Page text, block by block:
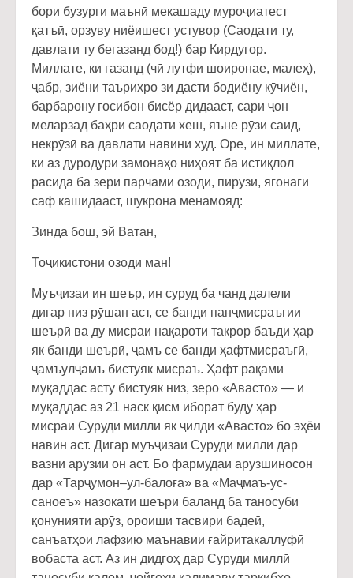
бори бузурги маънӣ мекашаду муроҷиатест
қатъӣ, орзуву ниёишест устувор (Саодати ту,
давлати ту бегазанд бод!) бар Кирдугор.
Миллате, ки газанд (чӣ лутфи шоиронае, малеҳ),
ҷабр, зиёни таърихро зи дасти бодиёну кӯчиён,
барбарону ғосибон бисёр дидааст, сари ҷон
меларзад баҳри саодати хеш, яъне рӯзи саид,
некрӯзӣ ва давлати навини худ. Оре, ин миллате,
ки аз дуродури замонаҳо ниҳоят ба истиқлол
расида ба зери парчами озодӣ, пирӯзӣ, ягонагӣ
саф кашидааст, шукрона менамояд:
Зинда бош, эй Ватан,
Тоҷикистони озоди ман!
Муъҷизаи ин шеър, ин суруд ба чанд далели
дигар низ рӯшан аст, се банди панҷмисраъгии
шеърӣ ва ду мисраи нақароти такрор баъди ҳар
як банди шеърӣ, ҷамъ се банди ҳафтмисраъгӣ,
ҷамъулҷамъ бистуяк мисраъ. Ҳафт рақами
муқаддас асту бистуяк низ, зеро «Авасто» — и
муқаддас аз 21 наск қисм иборат буду ҳар
мисраи Суруди миллӣ як ҷилди «Авасто» бо эҳёи
навин аст. Дигар муъҷизаи Суруди миллӣ дар
вазни арӯзии он аст. Бо фармудаи арӯзшиносон
дар «Тарҷумон–ул-балоға» ва «Маҷмаъ-ус-
саноеъ» назокати шеъри баланд ба таносуби
қонунияти арӯз, ороиши тасвири бадеӣ,
санъатҳои лафзию маънавии ғайритакаллуфӣ
вобаста аст. Аз ин дидгоҳ дар Суруди миллӣ